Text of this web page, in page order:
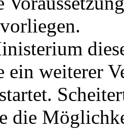
ein weiterer
die